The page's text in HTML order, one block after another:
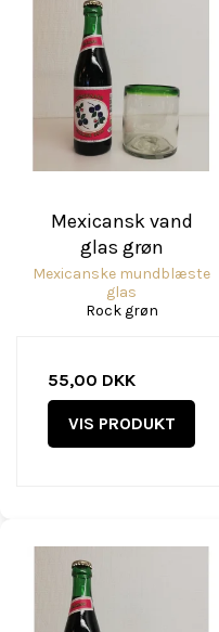
Mexicansk vand
glas grøn
Mexicanske mundblæste
glas
Rock grøn
55,00 DKK
VIS PRODUKT